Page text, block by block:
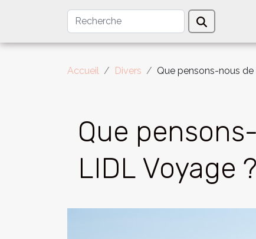
Accueil Divers Que pensons-nous de
Que
LIDL Voyage ?